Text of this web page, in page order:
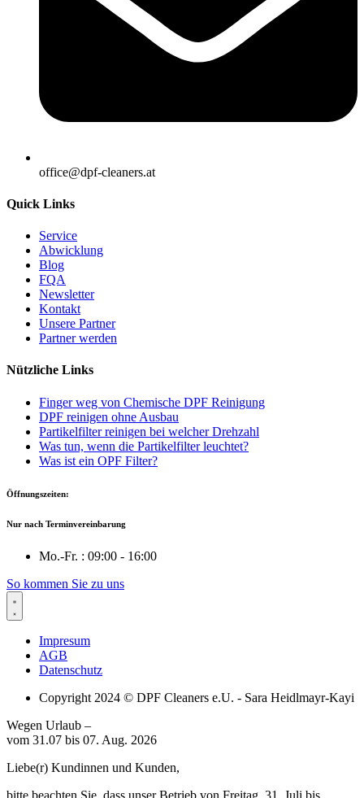
office@dpf-cleaners.at
Quick Links
Service
Abwicklung
Blog
FQA
Newsletter
Kontakt
Unsere Partner
Partner werden
Nützliche Links
Finger weg von Chemische DPF Reinigung
DPF reinigen ohne Ausbau
Partikelfilter reinigen bei welcher Drehzahl
Was tun, wenn die Partikelfilter leuchtet?
Was ist ein OPF Filter?
Öffnungszeiten:
Nur nach Terminvereinbarung
Mo.-Fr. : 09:00 - 16:00
So kommen Sie zu uns
Impresum
AGB
Datenschutz
Copyright 2024 © DPF Cleaners e.U. - Sara Heidlmayr-Kayi
Wegen Urlaub –
vom 31.07 bis 07. Aug. 2026
Liebe(r) Kundinnen und Kunden,
bitte beachten Sie, dass unser Betrieb von Freitag, 31. Juli bis